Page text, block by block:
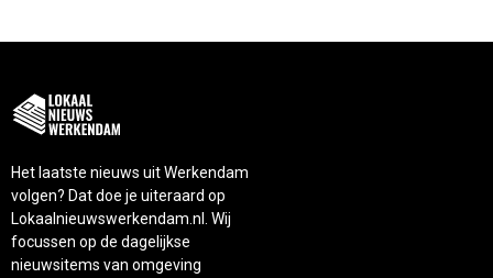
Het laatste nieuws uit Werkendam
volgen? Dat doe je uiteraard op
Lokaalnieuwswerkendam.nl. Wij
focussen op de dagelijkse
nieuwsitems van omgeving